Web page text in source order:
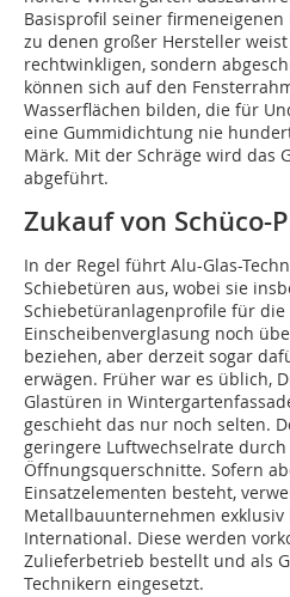
Basisprofil seiner firmeneigenen
zu denen großer Hersteller
rechtwinkligen, sondern
können sich auf den
Wasserflächen bilden, die für
eine Gummidichtung nie
Märk. Mit der Schräge wird das
abgeführt.
Zukauf von Schüco-
In der Regel führt Alu-Glas-
Schiebetüren aus, wobei sie
Schiebetüranlagenprofile für die
Einscheibenverglasung noch
beziehen, aber derzeit sogar
erwägen. Früher war es üblich,
Glastüren in
geschieht das nur noch selten.
geringere Luftwechselrate
Öffnungsquerschnitte. Sofern
Einsatzelementen besteht,
Metallbauunternehmen exklusiv
International. Diese werden
Zulieferbetrieb bestellt und als
Technikern eingesetzt.